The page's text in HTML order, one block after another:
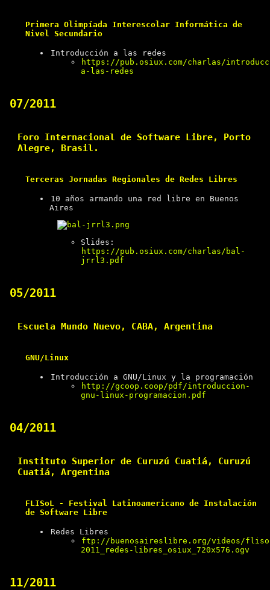
Primera Olimpíada Interescolar Informática de
Nivel Secundario
Introducción a las redes
https://pub.osiux.com/charlas/
a-las-redes
07/2011
Foro Internacional de Software Libre, Porto
Alegre, Brasil.
Terceras Jornadas Regionales de Redes Libres
10 años armando una red libre en Buenos
Aires
Slides:
https://pub.osiux.com/charlas/bal-
jrrl3.pdf
05/2011
Escuela Mundo Nuevo, CABA, Argentina
GNU/Linux
Introducción a GNU/Linux y la programación
http://gcoop.coop/pdf/introduccion-
gnu-linux-programacion.pdf
04/2011
Instituto Superior de Curuzú Cuatiá, Curuzú
Cuatiá, Argentina
FLISoL - Festival Latinoamericano de Instalación
de Software Libre
Redes Libres
ftp://buenosaireslibre.org/videos/
2011_redes-libres_osiux_720x576.ogv
11/2011